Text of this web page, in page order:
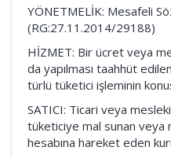
YÖNETMELİK: Mesafeli
(RG:27.11.2014/29188)
HİZMET: Bir ücret veya
da yapılması taahhüt
türlü tüketici işleminin
SATICI: Ticari veya
tüketiciye mal sunan veya
hesabına hareket eden